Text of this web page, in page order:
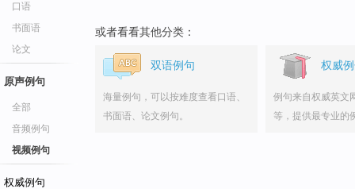
口语
书面语
论文
原声例句
全部
音频例句
视频例句
权威例句
或者看看其他分类：
双语例句
海量例句，可以按难度查看口语、
书面语、论文例句。
权威
例句来自权威英文
等，提供最专业的